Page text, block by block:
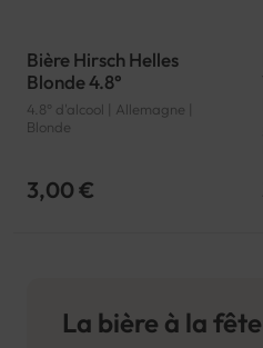
Bière Hirsch Helles
Blonde 4.8°
4.8° d'alcool | Allemagne |
Blonde
3,00 €
La bière à la